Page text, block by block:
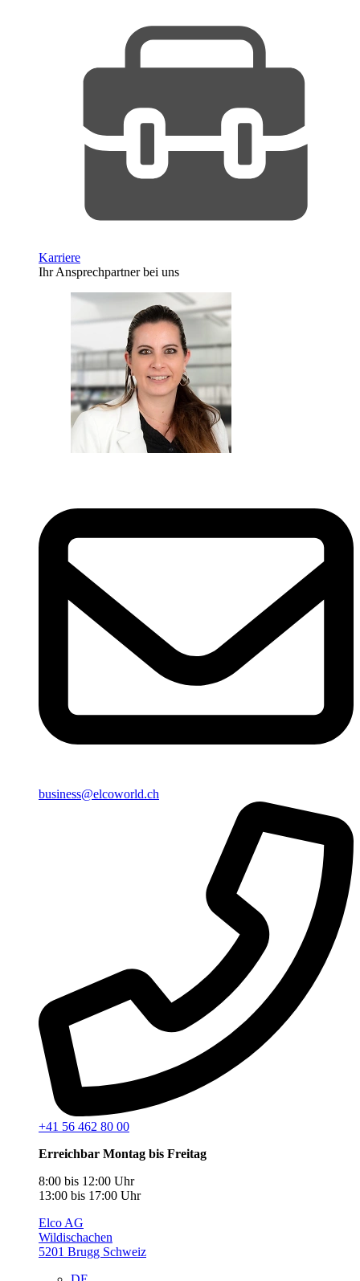
Karriere
Ihr Ansprechpartner bei uns
business@elcoworld.ch
+41 56 462 80 00
Erreichbar Montag bis Freitag
8:00 bis 12:00 Uhr
13:00 bis 17:00 Uhr
Elco AG
Wildischachen
5201 Brugg Schweiz